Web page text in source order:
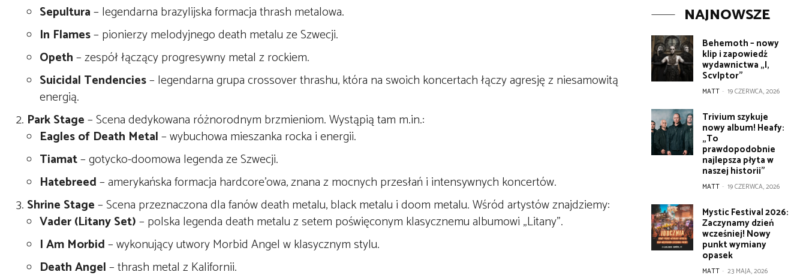
Sepultura– legendarna brazylijska formacja thrash metalowa.
In Flames– pionierzy melodyjnego death metalu ze Szwecji.
Opeth– zespół łączący progresywny metal z rockiem.
Suicidal Tendencies– legendarna grupa crossover thrashu, która na swoich koncertach łączy agresję z niesamowitą
energią.
Park Stage– Scena dedykowana różnorodnym brzmieniom. Wystąpią tam m.in.:
Eagles of Death Metal– wybuchowa mieszanka rocka i energii.
Tiamat– gotycko-doomowa legenda ze Szwecji.
Hatebreed– amerykańska formacja hardcore’owa, znana z mocnych przesłań i intensywnych koncertów.
Shrine Stage– Scena przeznaczona dla fanów death metalu, black metalu i doom metalu. Wśród artystów znajdziemy:
Vader (Litany Set)– polska legenda death metalu z setem poświęconym klasycznemu albumowi „Litany”.
I Am Morbid– wykonujący utwory Morbid Angel w klasycznym stylu.
Death Angel– thrash metal z Kalifornii.
NAJNOWSZE
Behemoth – nowy
klip i zapowiedź
wydawnictwa „I,
Scvlptor”
MATT - 19 CZERWCA, 2026
Trivium szykuje
nowy album! Heafy:
„To
prawdopodobnie
najlepsza płyta w
naszej historii”
MATT - 19 CZERWCA, 2026
Mystic Festival 2026:
Zaczynamy dzień
wcześniej! Nowy
punkt wymiany
opasek
MATT - 23 MAJA, 2026